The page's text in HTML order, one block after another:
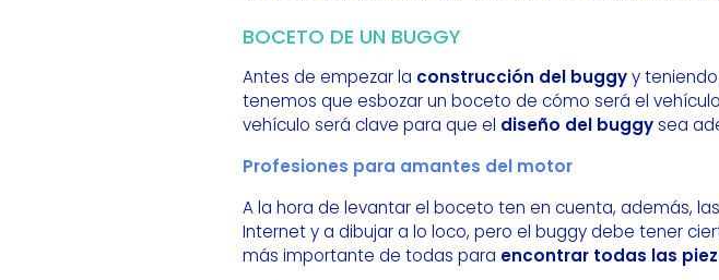
BOCETO DE UN BUGGY
Antes de empezar la construcción del buggyy
tenemos que esbozar un boceto de cómo será el
vehículo será clave para que el diseño del buggysea
Profesiones para amantes del motor
A la hora de levantar el boceto ten en cuenta, además,
Internet y a dibujar a lo loco, pero el buggy debe tener
más importante de todas para encontrar todas las